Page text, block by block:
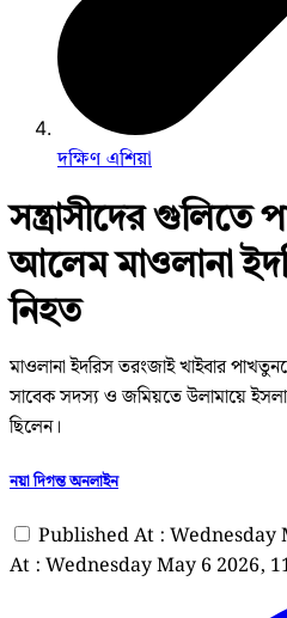
দক্ষিণ এশিয়া
সন্ত্রাসীদের গুলিতে
আলেম মাওলানা
নিহত
মাওলানা ইদরিস তরংজাই খাইবার
সাবেক সদস্য ও জমিয়তে উলামায়ে
ছিলেন।
নয়া দিগন্ত অনলাইন
Published At : Wednesday
At : Wednesday May 6 2026,